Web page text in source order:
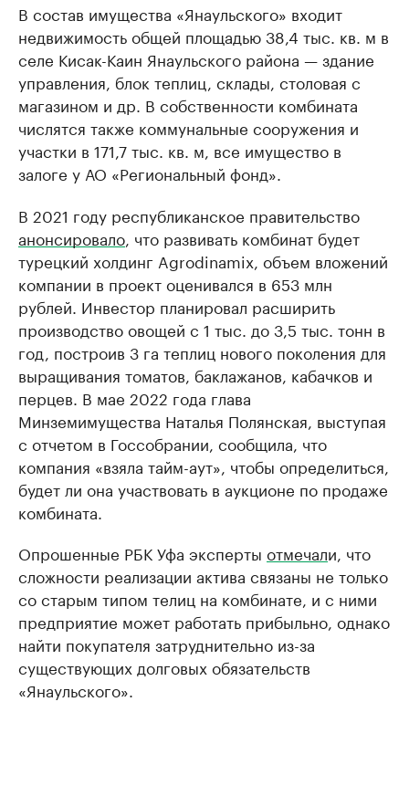
В состав имущества «Янаульского» входит
недвижимость общей площадью 38,4 тыс. кв. м в
селе Кисак-Каин Янаульского района — здание
управления, блок теплиц, склады, столовая с
магазином и др. В собственности комбината
числятся также коммунальные сооружения и
участки в 171,7 тыс. кв. м, все имущество в
залоге у АО «Региональный фонд».
В 2021 году республиканское правительство
анонсировало, что развивать комбинат будет
турецкий холдинг Agrodinamix, объем вложений
компании в проект оценивался в 653 млн
рублей. Инвестор планировал расширить
производство овощей с 1 тыс. до 3,5 тыс. тонн в
год, построив 3 га теплиц нового поколения для
выращивания томатов, баклажанов, кабачков и
перцев. В мае 2022 года глава
Минземимущества Наталья Полянская, выступая
с отчетом в Госсобрании, сообщила, что
компания «взяла тайм-аут», чтобы определиться,
будет ли она участвовать в аукционе по продаже
комбината.
Опрошенные РБК Уфа эксперты отмечали, что
сложности реализации актива связаны не только
со старым типом телиц на комбинате, и с ними
предприятие может работать прибыльно, однако
найти покупателя затруднительно из-за
существующих долговых обязательств
«Янаульского».